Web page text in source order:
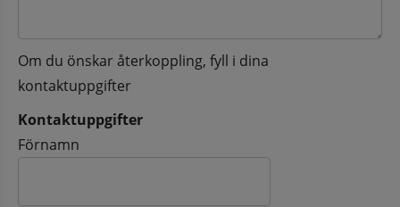
Om du önskar återkoppling, fyll i dina
kontaktuppgifter
Kontaktuppgifter
Kontaktuppgifter
Förnamn